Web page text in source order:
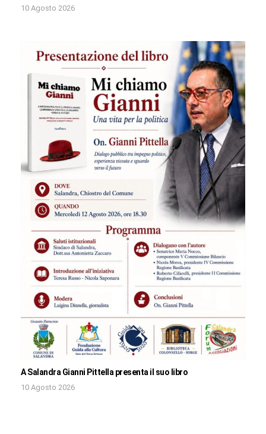
10 Agosto 2026
A Salandra Gianni Pittella presenta il suo libro
10 Agosto 2026